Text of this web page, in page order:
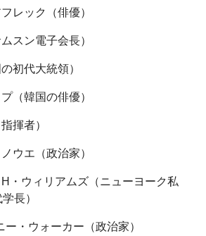
レック（俳優）
スン電子会長）
初代大統領）
（韓国の俳優）
揮者）
ウエ（政治家）
・ウィリアムズ（ニューヨーク私
長）
ー・ウォーカー（政治家）